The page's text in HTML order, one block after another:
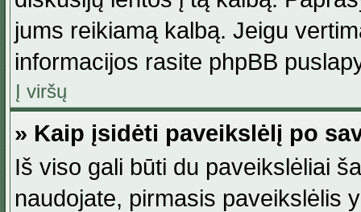
jums reikiamą kalbą. Jeigu
informacijos rasite phpBB
Į viršų
» Kaip įsidėti paveikslėlį po
Iš viso gali būti du paveikslėliai
naudojate, pirmasis paveikslėlis